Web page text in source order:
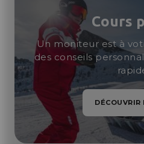
Cours
Un moniteur est à
des conseils
DÉCOUVRIR